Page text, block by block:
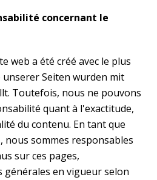
concernant le
web a été créé avec le plus
Seiten wurden mit
Toutefois, nous ne pouvons
quant à l'exactitude,
du contenu. En tant que
nous sommes responsables
sur ces pages,
en vigueur selon